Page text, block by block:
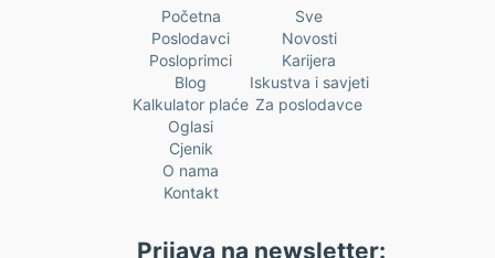
Početna
Poslodavci
Posloprimci
Blog
Kalkulator plaće
Oglasi
Cjenik
O nama
Kontakt
Sve
Novosti
Karijera
Iskustva i savjeti
Za poslodavce
Prijava na newsletter: